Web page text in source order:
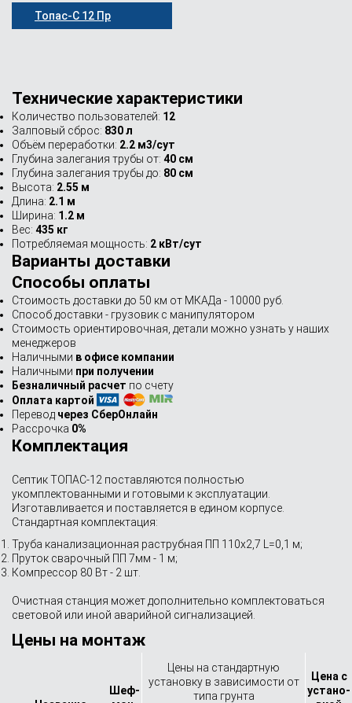
Топас-С 12 Пр
Технические характеристики
Количество пользователей: 12
Залповый сброс: 830 л
Объём переработки: 2.2 м3/сут
Глубина залегания трубы от: 40 см
Глубина залегания трубы до: 80 см
Высота: 2.55 м
Длина: 2.1 м
Ширина: 1.2 м
Вес: 435 кг
Потребляемая мощность: 2 кВт/сут
Варианты доставки
Способы оплаты
Стоимость доставки до 50 км от МКАДа - 10000 руб.
Способ доставки - грузовик с манипулятором
Стоимость ориентировочная, детали можно узнать у наших
менеджеров
Наличными в офисе компании
Наличными при получении
Безналичный расчет по счету
Оплата картой
Перевод через СберОнлайн
Рассрочка 0%
Комплектация
Септик ТОПАС-12 поставляются полностью
укомплектованными и готовыми к эксплуатации.
Изготавливается и поставляется в едином корпусе.
Стандартная комплектация:
Труба канализационная раструбная ПП 110х2,7 L=0,1 м;
Пруток сварочный ПП 7мм - 1 м;
Компрессор 80 Вт - 2 шт.
Очистная станция может дополнительно комплектоваться
световой или иной аварийной сигнализацией.
Цены на монтаж
Шеф-
Цены на стандартную
установку в зависимости от
типа грунта
Цена с
устано­